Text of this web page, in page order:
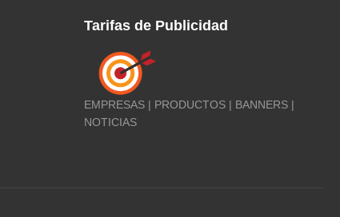
Tarifas de Publicidad
EMPRESAS | PRODUCTOS | BANNERS |
NOTICIAS